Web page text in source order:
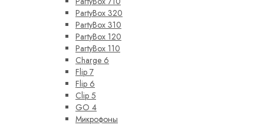
PartyBox 320
PartyBox 310
PartyBox 120
PartyBox 110
Charge 6
Flip 7
Flip 6
Clip 5
GO 4
Микрофоны